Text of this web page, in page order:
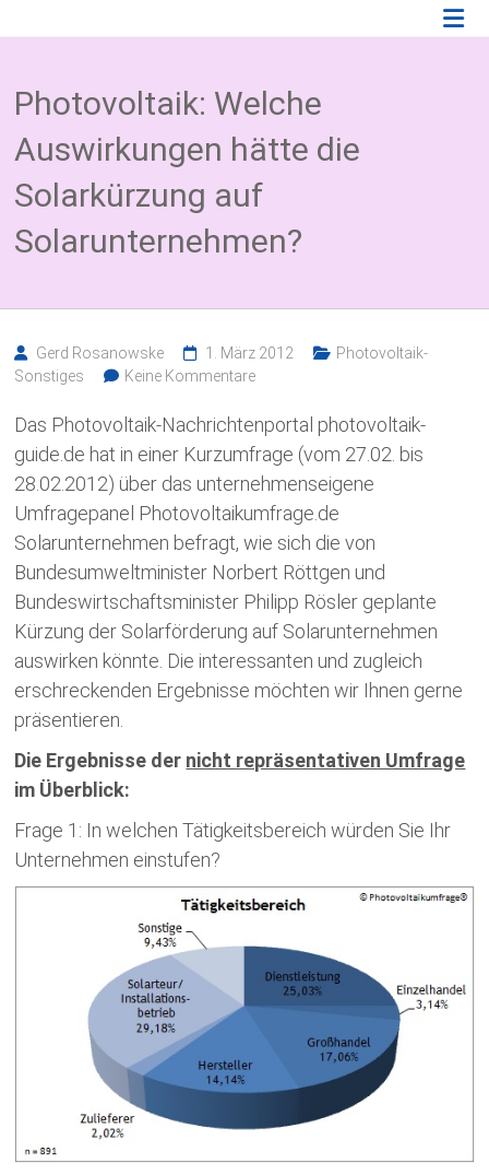
Inhalt
Wissenswertes
Thema
Solarparkversicherung
BESS
Versicherung
Photovoltaik: Welche
Auswirkungen hätte die
Solarkürzung auf
Solarunternehmen?
Gerd Rosanowske 1. März 2012
Photovoltaik-
Sonstiges
Keine Kommentare
Das Photovoltaik-Nachrichtenportal photovoltaik-
guide.de hat in einer Kurzumfrage (vom 27.02. bis
28.02.2012) über das unternehmenseigene
Umfragepanel Photovoltaikumfrage.de
Solarunternehmen befragt, wie sich die von
Bundesumweltminister Norbert Röttgen und
Bundeswirtschaftsminister Philipp Rösler geplante
Kürzung der Solarförderung auf Solarunternehmen
auswirken könnte. Die interessanten und zugleich
erschreckenden Ergebnisse möchten wir Ihnen gerne
präsentieren.
Die Ergebnisse der nicht repräsentativen Umfrage
im Überblick:
Frage 1: In welchen Tätigkeitsbereich würden Sie Ihr
Unternehmen einstufen?